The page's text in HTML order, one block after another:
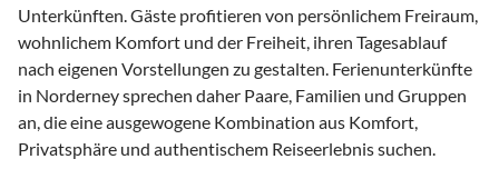
Unterkünften. Gäste profitieren von persönlichem Freiraum,
wohnlichem Komfort und der Freiheit, ihren Tagesablauf
nach eigenen Vorstellungen zu gestalten. Ferienunterkünfte
in Norderney sprechen daher Paare, Familien und Gruppen
an, die eine ausgewogene Kombination aus Komfort,
Privatsphäre und authentischem Reiseerlebnis suchen.